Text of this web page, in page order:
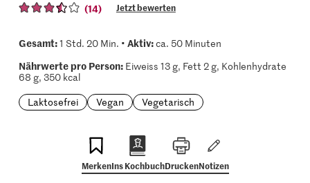
(14) Jetzt bewerten
Gesamt:1 Std. 20 Min. • Aktiv:ca. 50 Minuten
Nährwerte pro Person:Eiweiss 13 g, Fett 2 g, Kohlenhydrate
68 g, 350 kcal
Laktosefrei
Vegan Vegetarisch
MerkenIns KochbuchDruckenNotizen